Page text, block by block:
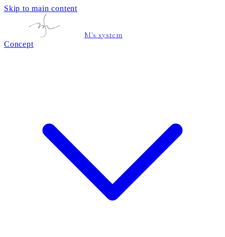
Skip to main content
M's system
Concept